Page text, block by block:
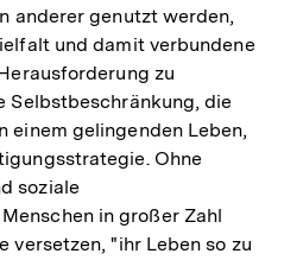
anderer genutzt werden,
und damit verbundene
zu
Selbstbeschränkung, die
einem gelingenden Leben,
Ohne
soziale
in großer Zahl
versetzen, "ihr Leben so zu